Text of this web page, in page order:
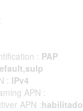
: PAP
: IPv4
APN :
APN :habilitado